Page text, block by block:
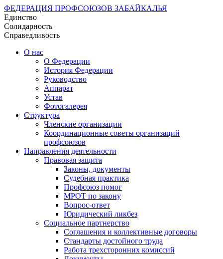
ФЕДЕРАЦИЯ ПРОФСОЮЗОВ ЗАБАЙКАЛЬЯ
Единство
Солидарность
Справедливость
О нас
О Федерации
История Федерации
Руководство
Аппарат
Устав
Фотогалерея
Структура
Членские организации
Координационные советы организаций
профсоюзов
Направления деятельности
Правовая защита
Законы, документы
Судебная практика
Профсоюз помог
МРОТ по закону
Вопрос-ответ
Юридический ликбез
Социальное партнерство
Соглашения и коллективные договоры
Стандарты достойного труда
Работа трехсторонних комиссий